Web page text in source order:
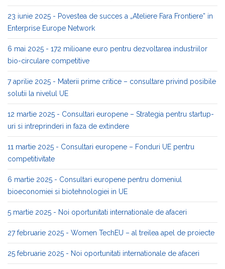
23 iunie 2025 - Povestea de succes a „Ateliere Fara Frontiere” in
Enterprise Europe Network
6 mai 2025 - 172 milioane euro pentru dezvoltarea industriilor
bio-circulare competitive
7 aprilie 2025 - Materii prime critice – consultare privind posibile
solutii la nivelul UE
12 martie 2025 - Consultari europene – Strategia pentru startup-
uri si intreprinderi in faza de extindere
11 martie 2025 - Consultari europene – Fonduri UE pentru
competitivitate
6 martie 2025 - Consultari europene pentru domeniul
bioeconomiei si biotehnologiei in UE
5 martie 2025 - Noi oportunitati internationale de afaceri
27 februarie 2025 - Women TechEU – al treilea apel de proiecte
25 februarie 2025 - Noi oportunitati internationale de afaceri